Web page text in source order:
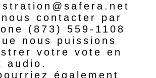
contacter par
(873) 559-1108
nous puissions
votre vote en
audio.
également